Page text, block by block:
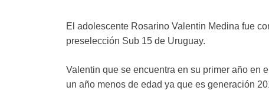
El adolescente Rosarino Valentin Medina fue
preselección Sub 15 de Uruguay.
Valentin que se encuentra en su primer año en
un año menos de edad ya que es generación